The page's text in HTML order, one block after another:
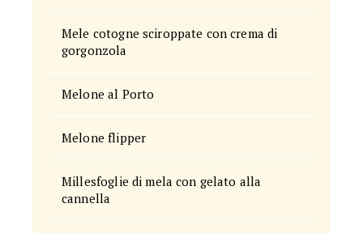
Mele cotogne sciroppate con crema di
gorgonzola
Melone al Porto
Melone flipper
Millesfoglie di mela con gelato alla
cannella